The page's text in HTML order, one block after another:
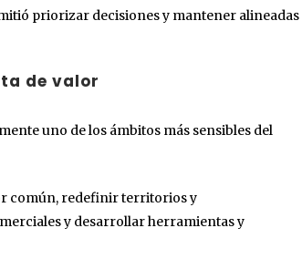
priorizar decisiones y mantener alineadas
de valor
uno de los ámbitos más sensibles del
común, redefinir territorios y
y desarrollar herramientas y